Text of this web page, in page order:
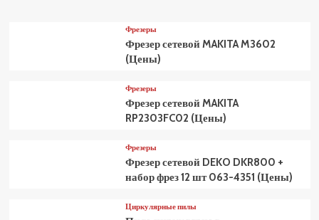
Фрезеры
Фрезер сетевой MAKITA M3602
(Цены)
Фрезеры
Фрезер сетевой MAKITA
RP2303FC02 (Цены)
Фрезеры
Фрезер сетевой DEKO DKR800 +
набор фрез 12 шт 063-4351 (Цены)
Циркулярные пилы